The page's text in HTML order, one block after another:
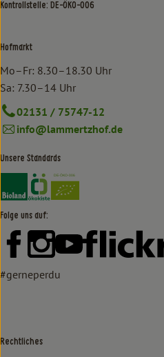
Kontrollstelle: DE-ÖKO-006
Hofmarkt
Mo–Fr: 8.30–18.30 Uhr
Sa: 7.30–14 Uhr
02131 / 75747-12
info@lammertzhof.de
Unsere Standards
Externer Link zu https://
Externer Link zu https://
Folge uns auf:
Externer Link zu https://
Externer Link zu
Externer Link zu
#gerneperdu
Rechtliches